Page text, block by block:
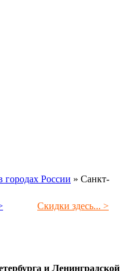
городах России » Санкт-
Скидки здесь... >
и Ленинградской